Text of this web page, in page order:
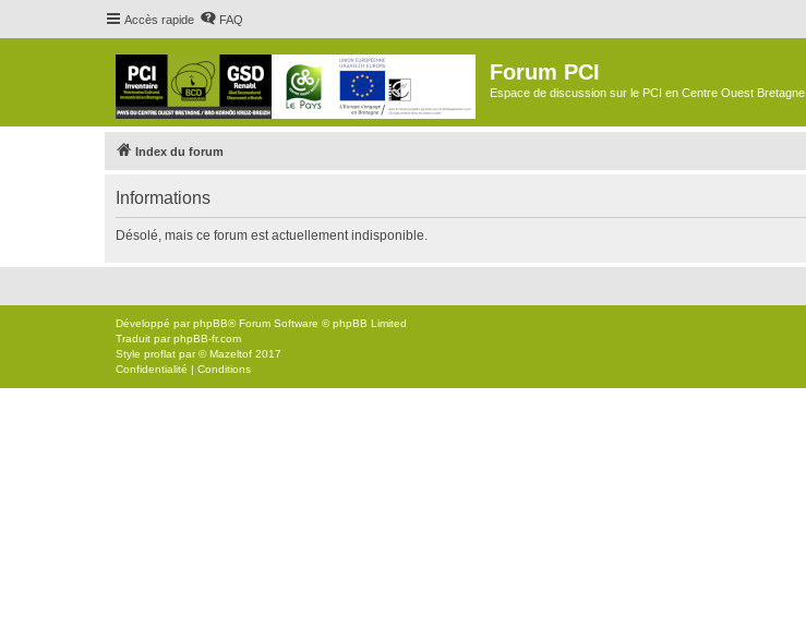
Accès rapide FAQ
Forum PCI
Espace de discussion sur le PCI en Centre Ouest Bretagne
Index du forum
Informations
Désolé, mais ce forum est actuellement indisponible.
Développé parphpBB® Forum Software © phpBB Limited
Traduit parphpBB-fr.com
Style proflat par ©Mazeltof 2017
Confidentialité | Conditions